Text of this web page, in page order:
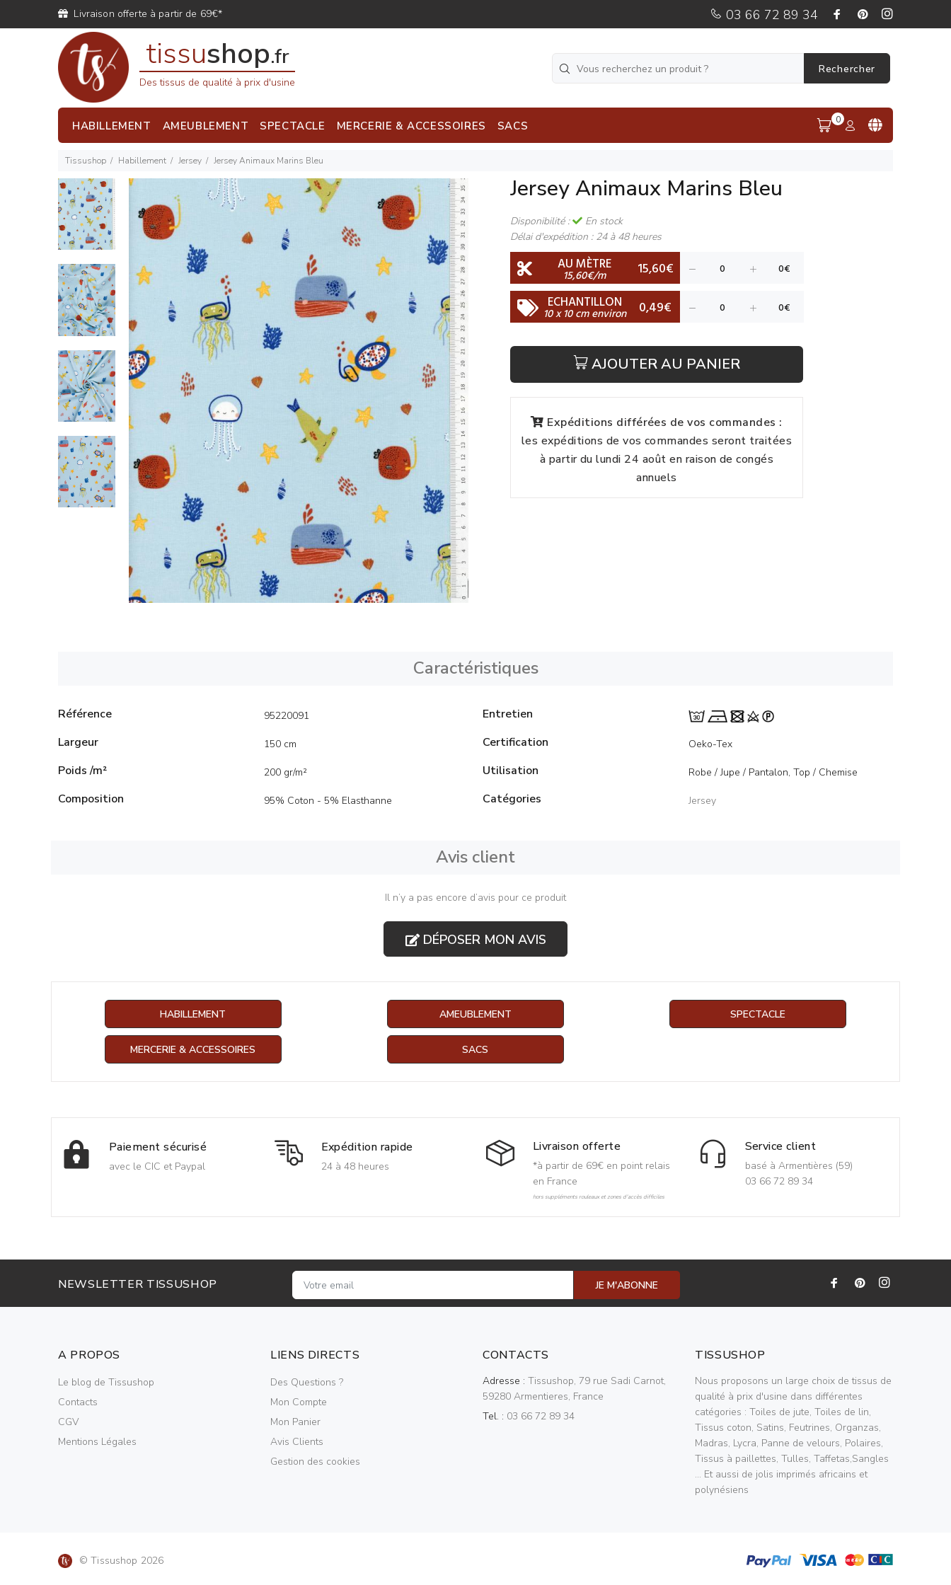
Livraison offerte à partir de 69€* 03 66 72 89 34
tissushop.fr
Des tissus de qualité à prix d'usine
Rechercher
HABILLEMENT AMEUBLEMENT SPECTACLE MERCERIE & ACCESSOIRES SACS 0
Tissushop Habillement Jersey Jersey Animaux Marins Bleu
Jersey Animaux Marins Bleu
Disponibilité :
En stock
Délai d'expédition : 24 à 48 heures
AU MÈTRE
15,60€/m 15,60€
ECHANTILLON
10 x 10 cm environ 0,49€
AJOUTER AU PANIER
Expéditions différées de vos commandes :
les expéditions de vos commandes seront traitées
à partir du lundi 24 août en raison de congés
annuels
Caractéristiques
Référence 95220091
Largeur 150 cm
Poids /m² 200 gr/m²
Composition 95% Coton - 5% Elasthanne
Entretien
Certification
Oeko-Tex
Utilisation Robe / Jupe / Pantalon, Top / Chemise
Catégories Jersey
Avis client
Il n’y a pas encore d’avis pour ce produit
DÉPOSER MON AVIS
HABILLEMENT AMEUBLEMENT SPECTACLE
MERCERIE & ACCESSOIRES SACS
Paiement sécurisé
avec le CIC et Paypal
Expédition rapide
24 à 48 heures
Livraison offerte
*à partir de 69€ en point relais
en France
hors suppléments rouleaux et zones d'accès difficiles
Service client
basé à Armentières (59)
03 66 72 89 34
NEWSLETTER TISSUSHOP JE M'ABONNE
A PROPOS
Le blog de Tissushop
Contacts
CGV
Mentions Légales
LIENS DIRECTS
Des Questions ?
Mon Compte
Mon Panier
Avis Clients
Gestion des cookies
CONTACTS
Adresse : Tissushop, 79 rue Sadi Carnot,
59280 Armentieres, France
Tel. : 03 66 72 89 34
TISSUSHOP
Nous proposons un large choix de tissus de
qualité à prix d'usine dans différentes
catégories : Toiles de jute, Toiles de lin,
Tissus coton, Satins, Feutrines, Organzas,
Madras, Lycra, Panne de velours, Polaires,
Tissus à paillettes, Tulles, Taffetas,Sangles
... Et aussi de jolis imprimés africains et
polynésiens
© Tissushop 2026